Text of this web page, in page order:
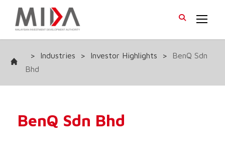
> Industries > Investor Highlights >
BenQ Sdn
Bhd
BenQ Sdn Bhd